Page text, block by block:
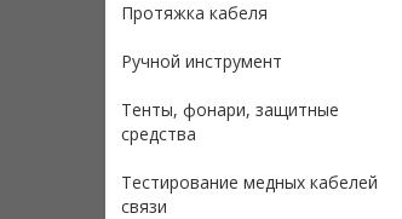
Протяжка кабеля
Ручной инструмент
Тенты, фонари, защитные
средства
Тестирование медных кабелей
связи